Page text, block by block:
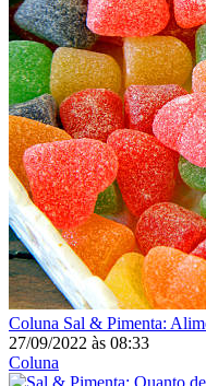
Coluna Sal & Pimenta:
27/09/2022 às 08:33
Coluna